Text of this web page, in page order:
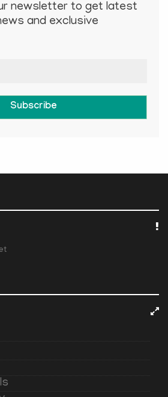
newsletter to get latest
and exclusive
Subscribe